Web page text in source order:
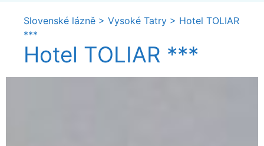
Slovenské lázně > Vysoké Tatry > Hotel TOLIAR
***
Hotel TOLIAR ***